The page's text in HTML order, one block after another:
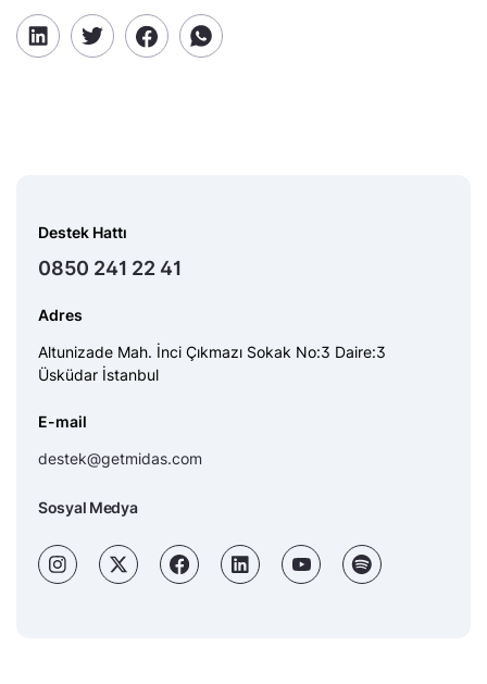
Destek Hattı
0850 241 22 41
Adres
Altunizade Mah. İnci Çıkmazı Sokak No:3 Daire:3
Üsküdar İstanbul
E-mail
destek@getmidas.com
Sosyal Medya